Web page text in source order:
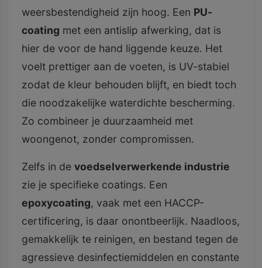
weersbestendigheid zijn hoog. Een PU-
coating met een antislip afwerking, dat is
hier de voor de hand liggende keuze. Het
voelt prettiger aan de voeten, is UV-stabiel
zodat de kleur behouden blijft, en biedt toch
die noodzakelijke waterdichte bescherming.
Zo combineer je duurzaamheid met
woongenot, zonder compromissen.
Zelfs in de voedselverwerkende industrie
zie je specifieke coatings. Een
epoxycoating, vaak met een HACCP-
certificering, is daar onontbeerlijk. Naadloos,
gemakkelijk te reinigen, en bestand tegen de
agressieve desinfectiemiddelen en constante